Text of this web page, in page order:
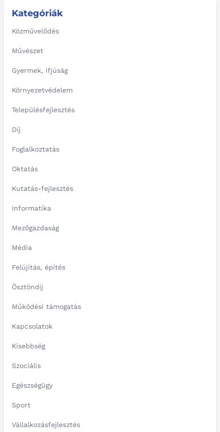
Kategóriák
Közművelődés
Művészet
Gyermek, ifjúság
Környezetvédelem
Településfejlesztés
Díj
Foglalkoztatás
Oktatás
Kutatás-fejlesztés
Informatika
Mezőgazdaság
Média
Felújítás, építés
Ösztöndíj
Működési támogatás
Kapcsolatok
Kisebbség
Szociális
Egészségügy
Sport
Vállalkozásfejlesztés